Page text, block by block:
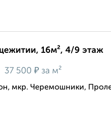
16м², 4/9 этаж
37 500 ₽ за м²
мкр. Черемошники,